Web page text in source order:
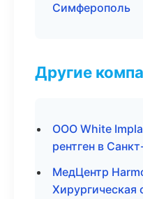
Симферополь
Другие
ООО White
рентген в
МедЦентр
Хирургическая